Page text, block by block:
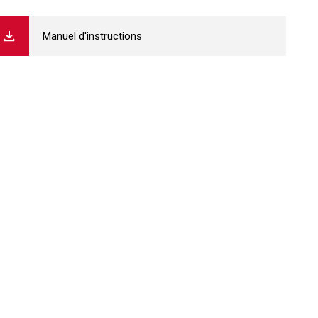
Manuel d'instructions